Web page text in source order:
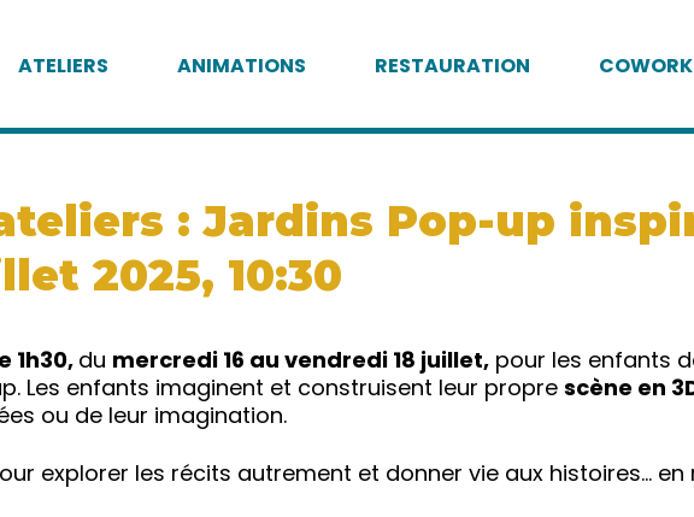
ATELIERS ANIMATIONS RESTAURATION
: Jardins Pop-up
2025, 10:30
1h30, du mercredi 16 au vendredi 18 juillet,pour les enfants
Les enfants imaginent et construisent leur propre scène en
ou de leur imagination.
explorer les récits autrement et donner vie aux histoires… en